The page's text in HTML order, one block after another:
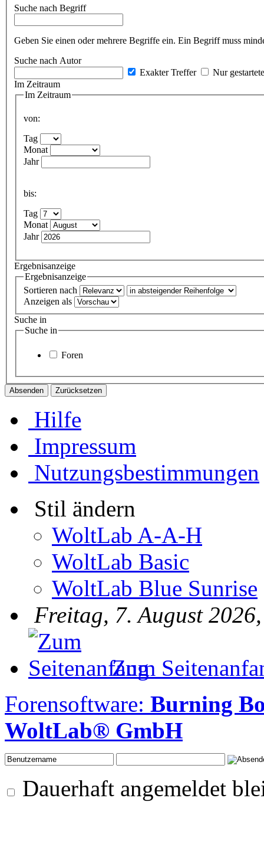
Suche nach Begriff
Geben Sie einen oder mehrere Begriffe ein. Ein Begriff muss
Suche nach Autor
Exakter Treffer
Nur
Im Zeitraum
Im Zeitraum
von:
Tag
Monat
Jahr
bis:
Tag
Monat
Jahr
Ergebnisanzeige
Ergebnisanzeige
Sortieren nach
Anzeigen als
Suche in
Suche in
Foren
Hilfe
Impressum
Nutzungsbestimmungen
Stil ändern
WoltLab A-A-H
WoltLab Basic
WoltLab Blue Sunrise
Freitag, 7. August
Zum
Forensoftware: Burning
WoltLab® GmbH
Dauerhaft angemeldet